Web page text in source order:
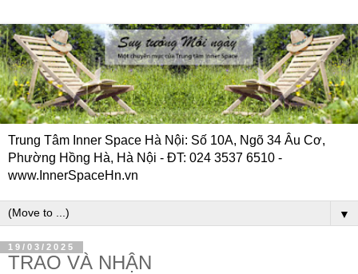
Trung Tâm Inner Space Hà Nội: Số 10A, Ngõ 34 Âu Cơ,
Phường Hồng Hà, Hà Nội - ĐT: 024 3537 6510 -
www.InnerSpaceHn.vn
▼
19/03/2025
TRAO VÀ NHẬN